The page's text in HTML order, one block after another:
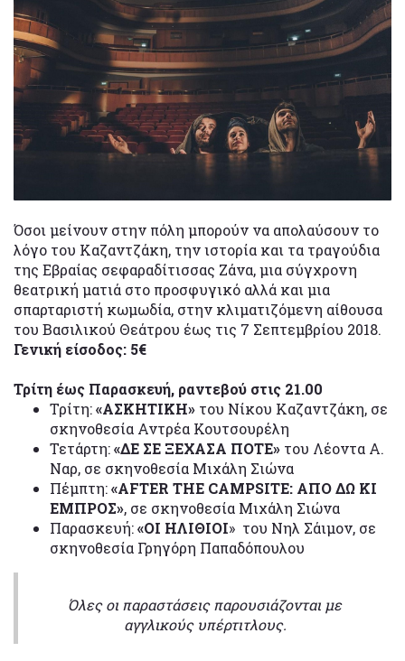
Όσοι μείνουν στην πόλη μπορούν να απολαύσουν το
λόγο του Καζαντζάκη, την ιστορία και τα τραγούδια
της Εβραίας σεφαραδίτισσας Ζάνα, μια σύγχρονη
θεατρική ματιά στο προσφυγικό αλλά και μια
σπαρταριστή κωμωδία, στην κλιματιζόμενη αίθουσα
του Βασιλικού Θεάτρου έως τις 7 Σεπτεμβρίου 2018.
Γενική είσοδος: 5€
Τρίτη έως Παρασκευή, ραντεβού στις 21.00
Τρίτη:«ΑΣΚΗΤΙΚΗ» του Νίκου Καζαντζάκη, σε
σκηνοθεσία Αντρέα Κουτσουρέλη
Τετάρτη:«ΔΕ ΣΕ ΞΕΧΑΣΑ ΠΟΤΕ» του Λέοντα Α.
Ναρ, σε σκηνοθεσία Μιχάλη Σιώνα
Πέμπτη:«AFTER THE CAMPSITE: ΑΠΟ ΔΩ ΚΙ
ΕΜΠΡΟΣ», σε σκηνοθεσία Μιχάλη Σιώνα
Παρασκευή:«ΟΙ ΗΛΙΘΙΟΙ» του Νηλ Σάιμον, σε
σκηνοθεσία Γρηγόρη Παπαδόπουλου
Όλες οι παραστάσεις παρουσιάζονται με
αγγλικούς υπέρτιτλους.